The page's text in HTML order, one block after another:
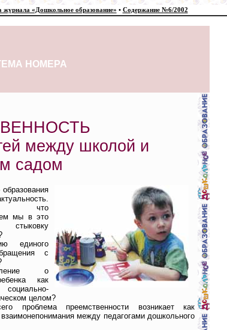
журнала «Дошкольное образование» • Содержание №6/2002
НОМЕРА
между школой и
садом
что
мы в это
стыковку
единого
с
о
как
целом?
проблема преемственности возникает как
между педагогами дошкольного